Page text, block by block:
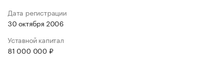
Дата регистрации
30 октября 2006
Уставной капитал
81 000 000 ₽